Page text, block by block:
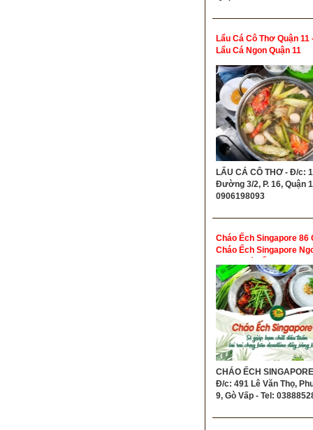
Lẩu Cá Cô Thơ Quận 11
Lẩu Cá Ngon Quận 11
LẨU CÁ CÔ THƠ - Đ/c:
Đường 3/2, P. 16, Quận
0906198093
Cháo Ếch Singapore 86
Cháo Ếch Singapore
Vấp - Cháo Ếch
Độc Quyền Không Chi
CHÁO ẾCH
Đ/c: 491 Lê Văn Thọ,
9, Gò Vấp - Tel: